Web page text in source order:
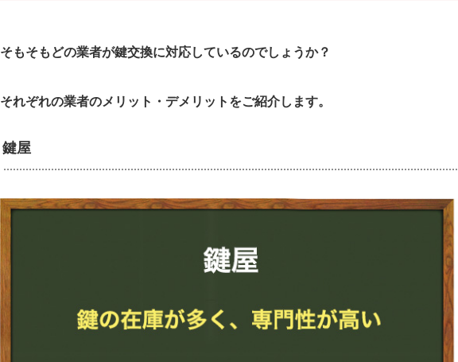
そもそもどの業者が鍵交換に対応しているのでしょうか？
それぞれの業者のメリット・デメリットをご紹介します。
鍵屋